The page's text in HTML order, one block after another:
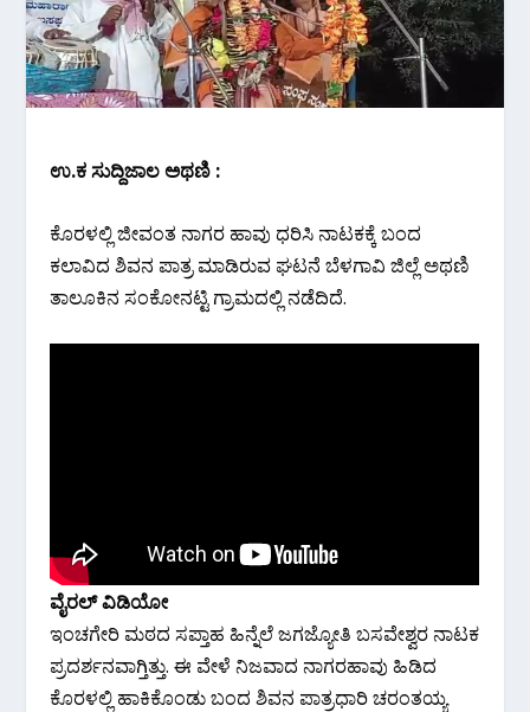
ಉ.ಕ ಸುದ್ದಿಜಾಲ ಅಥಣಿ :
ಕೊರಳಲ್ಲಿ ಜೀವಂತ ನಾಗರ ಹಾವು ಧರಿಸಿ ನಾಟಕಕ್ಕೆ ಬಂದ
ಕಲಾವಿದ ಶಿವನ ಪಾತ್ರ ಮಾಡಿರುವ ಘಟನೆ ಬೆಳಗಾವಿ ಜಿಲ್ಲೆ ಅಥಣಿ
ತಾಲೂಕಿನ ಸಂಕೋನಟ್ಟಿ ಗ್ರಾಮದಲ್ಲಿ ನಡೆದಿದೆ.
ವೈರಲ್ ವಿಡಿಯೋ
ಇಂಚಗೇರಿ ಮಠದ ಸಪ್ತಾಹ ಹಿನ್ನೆಲೆ ಜಗಜ್ಯೋತಿ ಬಸವೇಶ್ವರ ನಾಟಕ
ಪ್ರದರ್ಶನವಾಗ್ತಿತ್ತು. ಈ ವೇಳೆ ನಿಜವಾದ ನಾಗರಹಾವು ಹಿಡಿದ
ಕೊರಳಲ್ಲಿ ಹಾಕಿಕೊಂಡು ಬಂದ ಶಿವನ ಪಾತ್ರಧಾರಿ ಚರಂತಯ್ಯ